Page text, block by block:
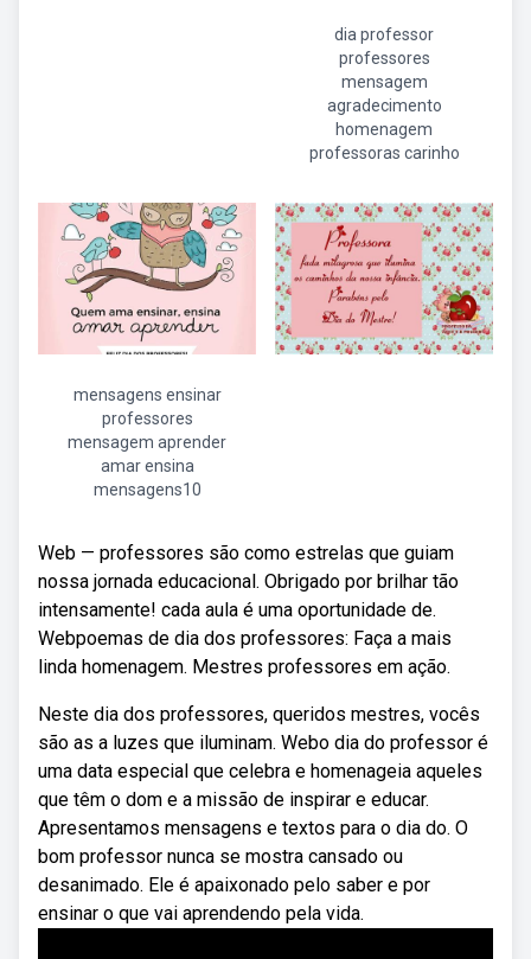
dia professor
professores
mensagem
agradecimento
homenagem
professoras carinho
mensagens ensinar
professores
mensagem aprender
amar ensina
mensagens10
Web — professores são como estrelas que guiam
nossa jornada educacional. Obrigado por brilhar tão
intensamente! cada aula é uma oportunidade de.
Webpoemas de dia dos professores: Faça a mais
linda homenagem. Mestres professores em ação.
Neste dia dos professores, queridos mestres, vocês
são as a luzes que iluminam. Webo dia do professor é
uma data especial que celebra e homenageia aqueles
que têm o dom e a missão de inspirar e educar.
Apresentamos mensagens e textos para o dia do. O
bom professor nunca se mostra cansado ou
desanimado. Ele é apaixonado pelo saber e por
ensinar o que vai aprendendo pela vida.